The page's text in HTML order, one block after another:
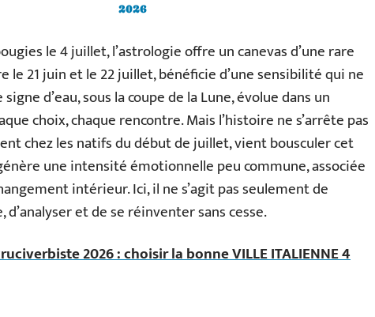
2026
le 4 juillet, l’astrologie offre un canevas d’une rare
le 21 juin et le 22 juillet, bénéficie d’une sensibilité qui ne
d’eau, sous la coupe de la Lune, évolue dans un
choix, chaque rencontre. Mais l’histoire ne s’arrête pas
chez les natifs du début de juillet, vient bousculer cet
une intensité émotionnelle peu commune, associée
intérieur. Ici, il ne s’agit pas seulement de
et de se réinventer sans cesse.
2026 : choisir la bonne VILLE ITALIENNE 4